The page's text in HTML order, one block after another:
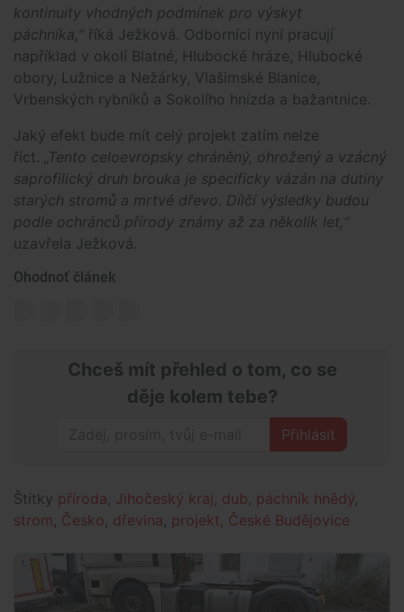
kontinuity vhodných podmínek pro výskyt
páchníka,“ říká Ježková. Odborníci nyní pracují
například v okolí Blatné, Hlubocké hráze, Hlubocké
obory, Lužnice a Nežárky, Vlašimské Blanice,
Vrbenských rybníků a Sokolího hnízda a bažantnice.
Jaký efekt bude mít celý projekt zatím nelze
říct.
„Tento celoevropsky chráněný, ohrožený a vzácný
saprofilický druh brouka je specificky vázán na dutiny
starých stromů a mrtvé dřevo. Dílčí výsledky budou
podle ochránců přírody známy až za několik let,“
uzavřela Ježková.
Ohodnoť článek
Chceš mít přehled o tom, co se
děje kolem tebe?
Přihlásit
Štítky příroda Jihočeský kraj dub páchník hnědý
strom Česko dřevina projekt České Budějovice